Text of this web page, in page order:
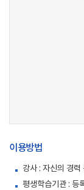
이용방법
강사 : 자신의 경
평생학습기관 : 등